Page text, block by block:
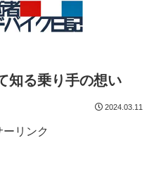
知る乗り手の想い
2024.03.11
ーリンク